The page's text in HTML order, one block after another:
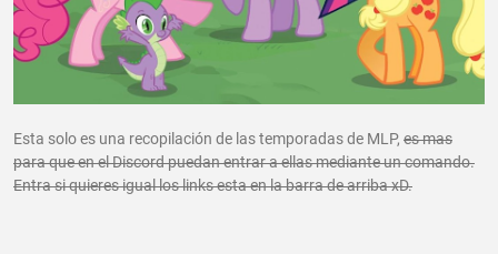
Esta solo es una recopilación de las temporadas de MLP, es mas
para que en el Discord puedan entrar a ellas mediante un comando.
Entra si quieres igual los links esta en la barra de arriba xD.